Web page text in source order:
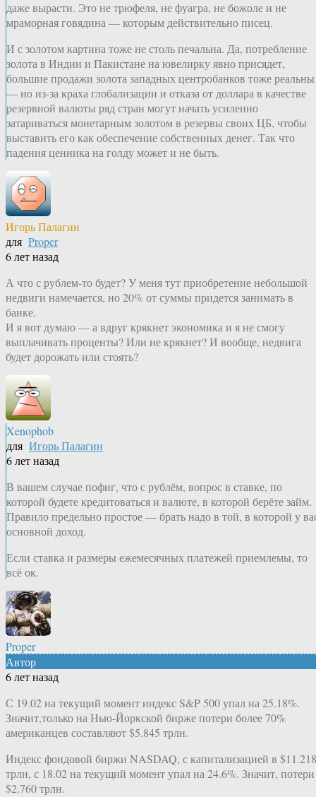
даже вырасти. Это не трюфеля, не фуагра, не божоле и не
мраморная говядина — которым действительно писец.
И с золотом картина тоже не столь печальна. Да, потребление
золота в Индии и Пакистане на ювелирку явно присядет,
большие продажи золота западных центробанков тоже реальны
— но из-за краха глобализации и отказа от доллара в качестве
резервной валюты ряд стран могут начать усиленно
затариваться монетарным золотом в резервы своих ЦБ, чтобы
выставить его как обеспечение собственных денег. Так что
падения ценника на голду может и не быть.
Игорь Палагин
для Proper
6 лет назад
А что с рублем-то будет? У меня тут приобретение небольшой
недвиги намечается, но 20% от суммы придется занимать в
банке.
И я вот думаю — а вдруг крякнет экономика и я не смогу
выплачивать проценты? Или не крякнет? И вообще, недвига
будет дорожать или стоять?
Xenophob
для Игорь Палагин
6 лет назад
В вашем случае пофиг, что с рублём, вопрос в ставке, по
которой будете кредитоваться и валюте, в которой берёте займ.
Правило предельно простое — брать надо в той, в которой у
основной доход.
Если ставка и размеры ежемесячных платежей приемлемы, то
всё ок.
Proper
Автор
6 лет назад
С 19.02 на текущий момент индекс S&P 500 упал на 25.18%.
Значит,только на Нью-Йоркской бирже потери более 70%
американцев составляют $5.845 трлн.
Индекс фондовой биржи NASDAQ, с капитализацией в $11.218
трлн, с 18.02 на текущий момент упал на 24.6%. Значит, потери
$2.760 трлн.